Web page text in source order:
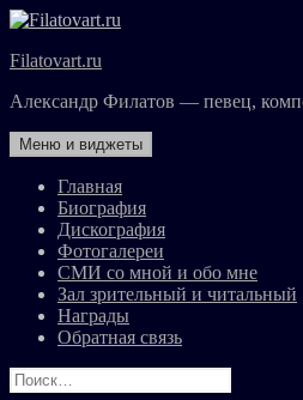
Перейти
содержимому
Filatovart.ru
Александр Филатов — певец,
Меню и виджеты
Главная
Биография
Дискография
Фотогалереи
СМИ со мной и обо мне
Зал зрительный и читальный
Награды
Обратная связь
Найти: